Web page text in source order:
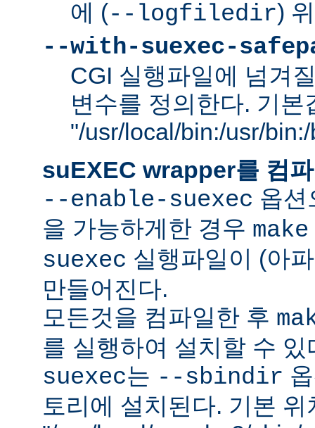
에 (--logfiledir)
--with-suexec-
CGI 실행파일에 넘겨
변수를 정의한다. 기본
"/usr/local/bin:/usr/
suEXEC wrapper를 컴
--enable-suexec 옵션
을 가능하게한 경우 make
suexec 실행파일이 (아
만들어진다.
모든것을 컴파일한 후
를 실행하여 설치할 수
suexec는 --sbindir
토리에 설치된다. 기본 위